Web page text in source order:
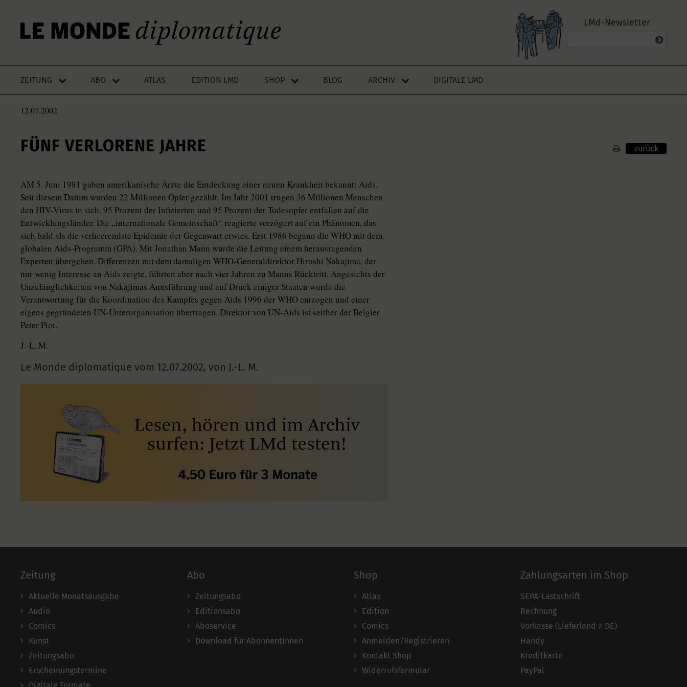
LMd-Newsletter
ZEITUNG ABO ATLAS EDITION LMD SHOP BLOG ARCHIV DIGITALE LMD
12.07.2002
FÜNF VERLORENE JAHRE zurück
AM 5. Juni 1981 gaben amerikanische Ärzte die Entdeckung einer neuen Krankheit bekannt: Aids.
Seit diesem Datum wurden 22 Millionen Opfer gezählt. Im Jahr 2001 trugen 36 Millionen Menschen
den HIV-Virus in sich. 95 Prozent der Infizierten und 95 Prozent der Todesopfer entfallen auf die
Entwicklungsländer. Die „internationale Gemeinschaft“ reagierte verzögert auf ein Phänomen, das
sich bald als die verheerendste Epidemie der Gegenwart erwies. Erst 1986 begann die WHO mit dem
globalen Aids-Programm (GPA). Mit Jonathan Mann wurde die Leitung einem herausragenden
Experten übergeben. Differenzen mit dem damaligen WHO-Generaldirektor Hiroshi Nakajima, der
nur wenig Interesse an Aids zeigte, führten aber nach vier Jahren zu Manns Rücktritt. Angesichts der
Unzulänglichkeiten von Nakajimas Amtsführung und auf Druck einiger Staaten wurde die
Verantwortung für die Koordination des Kampfes gegen Aids 1996 der WHO entzogen und einer
eigens gegründeten UN-Unterorganisation übertragen. Direktor von UN-Aids ist seither der Belgier
Peter Piot.
J.-L. M.
Le Monde diplomatique vom 12.07.2002, von J.-L. M.
Zeitung
Aktuelle Monatsausgabe
Audio
Comics
Kunst
Zeitungsabo
Erscheinungstermine
Abo
Zeitungsabo
Editionsabo
Aboservice
Download für AbonnentInnen
Shop
Atlas
Edition
Comics
Anmelden/Registrieren
Kontakt Shop
Widerrufsformular
Zahlungsarten im Shop
SEPA-Lastschrift
Rechnung
Vorkasse (Lieferland ≠ DE)
Handy
Kreditkarte
PayPal